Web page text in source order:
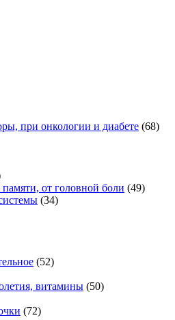
при онкологии и диабете (68)
от головной боли (49)
(34)
(52)
витамины (50)
(72)